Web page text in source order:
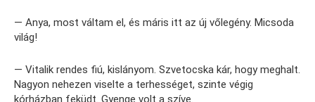
— Anya, most váltam el, és máris itt az új vőlegény. Micsoda
világ!
— Vitalik rendes fiú, kislányom. Szvetocska kár, hogy meghalt.
Nagyon nehezen viselte a terhességet, szinte végig
kórházban feküdt. Gyenge volt a szíve.